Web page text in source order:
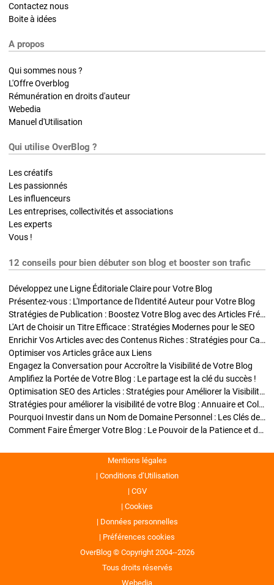
Contactez nous
Boite à idées
A propos
Qui sommes nous ?
L'Offre Overblog
Rémunération en droits d'auteur
Webedia
Manuel d'Utilisation
Qui utilise OverBlog ?
Les créatifs
Les passionnés
Les influenceurs
Les entreprises, collectivités et associations
Les experts
Vous !
12 conseils pour bien débuter son blog et booster son trafic
Développez une Ligne Éditoriale Claire pour Votre Blog
Présentez-vous : L'Importance de l'Identité Auteur pour Votre Blog
Stratégies de Publication : Boostez Votre Blog avec des Articles Fréquents et Exclusifs
L'Art de Choisir un Titre Efficace : Stratégies Modernes pour le SEO
Enrichir Vos Articles avec des Contenus Riches : Stratégies pour Captiver et Optimiser
Optimiser vos Articles grâce aux Liens
Engagez la Conversation pour Accroître la Visibilité de Votre Blog
Amplifiez la Portée de Votre Blog : Le partage est la clé du succès !
Optimisation SEO des Articles : Stratégies pour Améliorer la Visibilité de Votre Blog
Stratégies pour améliorer la visibilité de votre Blog : Annuaire et Collaborations
Pourquoi Investir dans un Nom de Domaine Personnel : Les Clés de la Réussite de Votre Blog
Comment Faire Émerger Votre Blog : Le Pouvoir de la Patience et de la Persévérance
Mentions légales
Conditions d’Utilisation
CGV
Cookies
Données personnelles
Préférences cookies
OverBlog © Copyright 2004--2026
Tous droits réservés
Webedia